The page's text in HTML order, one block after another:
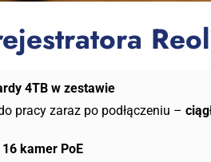
4TB w zestawie
pracy zaraz po podłączeniu –
16 kamer PoE